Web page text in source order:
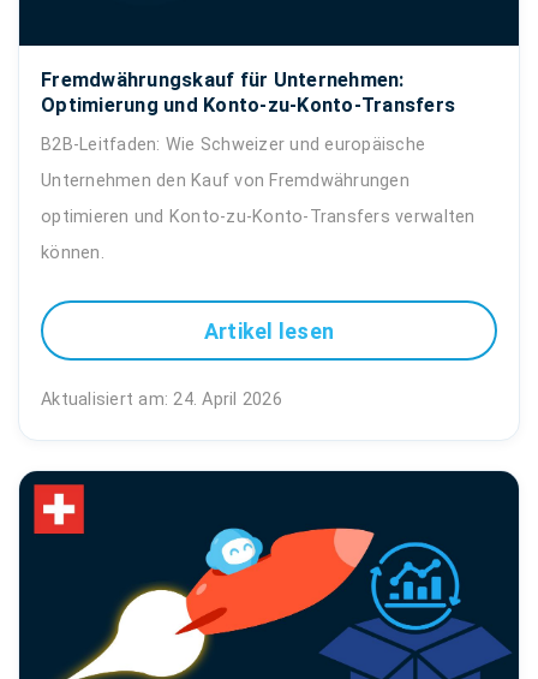
Fremdwährungskauf für Unternehmen:
Optimierung und Konto-zu-Konto-Transfers
B2B-Leitfaden: Wie Schweizer und europäische
Unternehmen den Kauf von Fremdwährungen
optimieren und Konto-zu-Konto-Transfers verwalten
können.
Artikel lesen
Aktualisiert am: 24. April 2026